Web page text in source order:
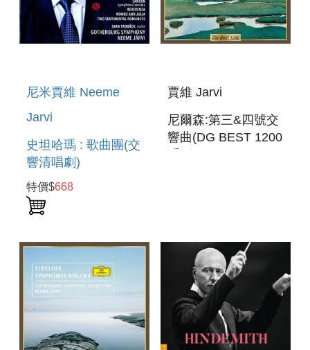
尼米賈維 Neeme
Jarvi
史坦哈瑪 : 歌曲團(交
響清唱劇)
STENHAMMAR :
SANGEN (
SYMPHONIC
特價$668
賈維 Jarvi
尼爾森:第三&四號交
響曲(DG BEST 1200